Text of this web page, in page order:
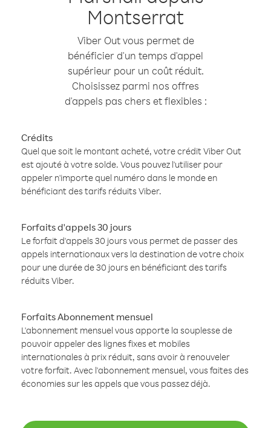
Montserrat
Viber Out vous permet de
bénéficier d'un temps d'appel
supérieur pour un coût réduit.
Choisissez parmi nos offres
d'appels pas chers et flexibles :
Crédits
Quel que soit le montant acheté, votre crédit Viber Out
est ajouté à votre solde. Vous pouvez l'utiliser pour
appeler n'importe quel numéro dans le monde en
bénéficiant des tarifs réduits Viber.
Forfaits d'appels 30 jours
Le forfait d'appels 30 jours vous permet de passer des
appels internationaux vers la destination de votre choix
pour une durée de 30 jours en bénéficiant des tarifs
réduits Viber.
Forfaits Abonnement mensuel
L'abonnement mensuel vous apporte la souplesse de
pouvoir appeler des lignes fixes et mobiles
internationales à prix réduit, sans avoir à renouveler
votre forfait. Avec l'abonnement mensuel, vous faites des
économies sur les appels que vous passez déjà.